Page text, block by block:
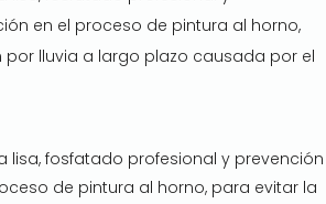
en el proceso de pintura al horno,
por lluvia a largo plazo causada por el
lisa, fosfatado profesional y prevención
de pintura al horno, para evitar la